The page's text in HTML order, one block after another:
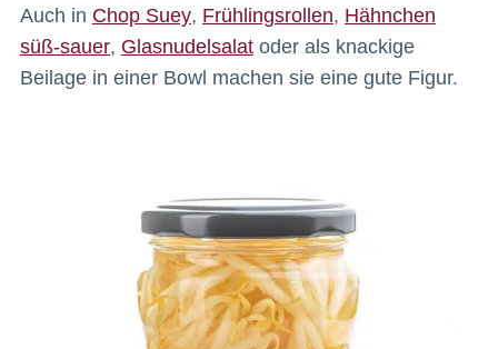
Auch in Chop Suey, Frühlingsrollen, Hähnchen
süß-sauer, Glasnudelsalatoder als knackige
Beilage in einer Bowl machen sie eine gute Figur.